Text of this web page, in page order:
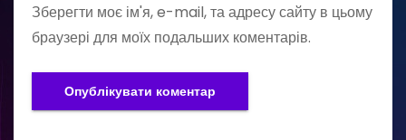
Зберегти моє ім'я, e-mail, та адресу сайту в цьому
браузері для моїх подальших коментарів.